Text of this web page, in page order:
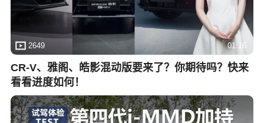
2649 01:16
CR-V、雅阁、皓影混动版要来了？你期待吗？快来
看看进度如何！